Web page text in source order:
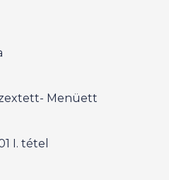
Menüett
I. tétel